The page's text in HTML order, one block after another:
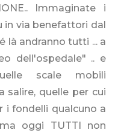
Immaginate i
in via benefattori dal
là andranno tutti ... a
dell'ospedale" .. e
scale mobili
salire, quelle per cui
i fondelli qualcuno a
oggi TUTTI non